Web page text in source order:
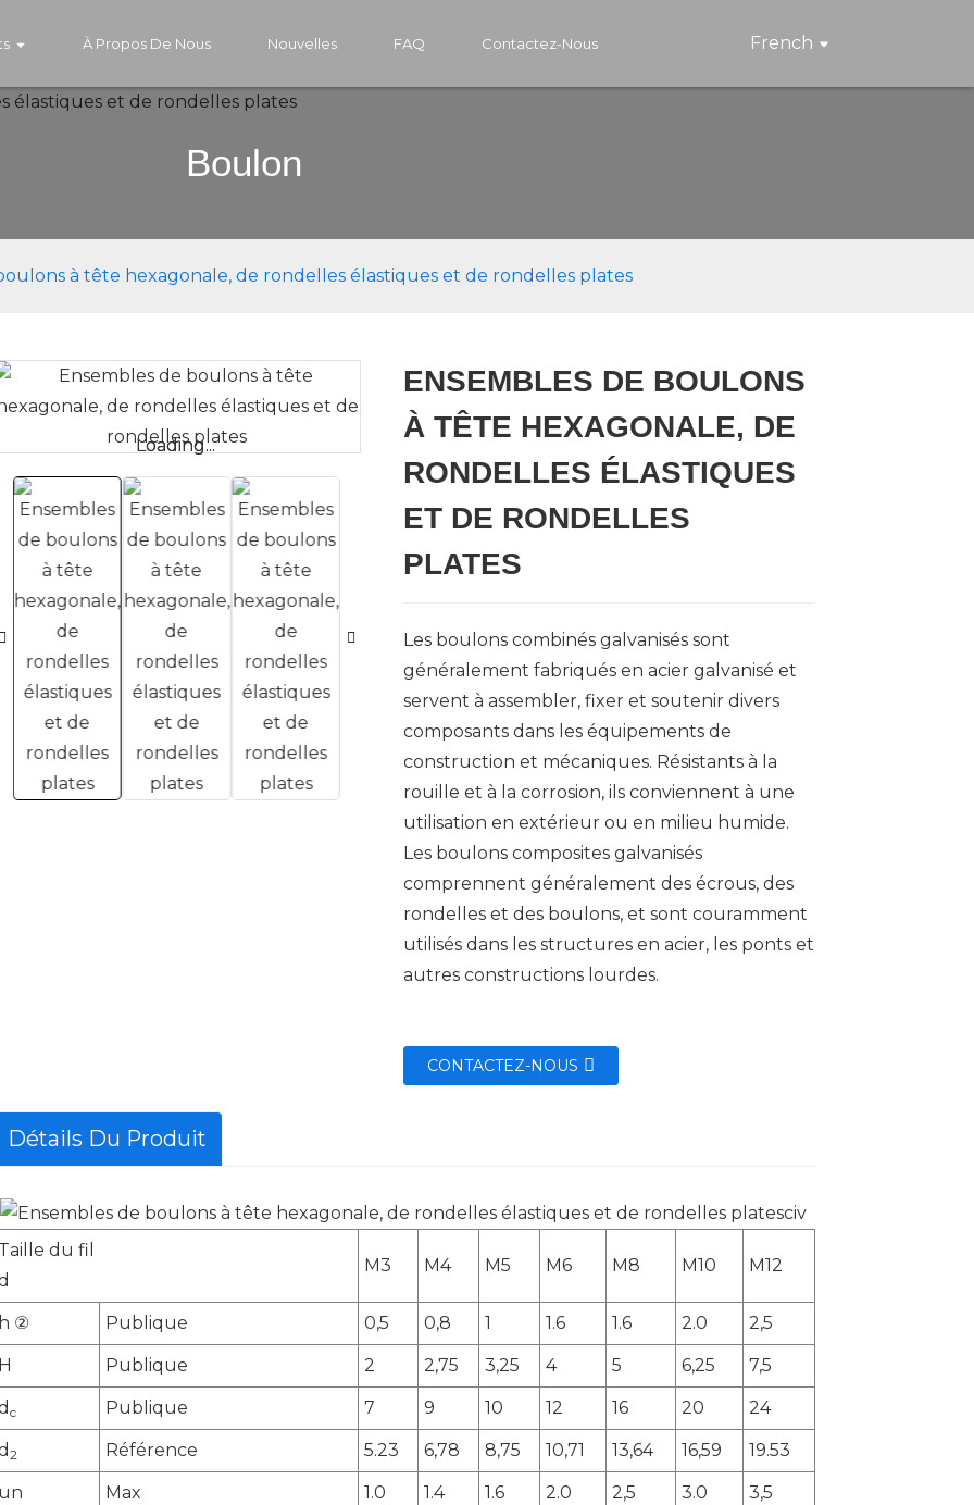
À Propos De Nous Nouvelles FAQ Contactez-Nous French
Boulon
à tête hexagonale, de rondelles élastiques et de rondelles plates
Loading...
Loading...
ENSEMBLES DE BOULONS
À TÊTE HEXAGONALE, DE
RONDELLES ÉLASTIQUES
ET DE RONDELLES
PLATES
Les boulons combinés galvanisés sont
généralement fabriqués en acier galvanisé et
servent à assembler, fixer et soutenir divers
composants dans les équipements de
construction et mécaniques. Résistants à la
rouille et à la corrosion, ils conviennent à une
utilisation en extérieur ou en milieu humide.
Les boulons composites galvanisés
comprennent généralement des écrous, des
rondelles et des boulons, et sont couramment
utilisés dans les structures en acier, les ponts et
autres constructions lourdes.
CONTACTEZ-NOUS
Détails Du Produit
Taille du fil
M3 M4 M5 M6 M8 M10 M12
h ② Publique 0,5 0,8 1 1.6 1.6 2.0 2,5
H Publique 2 2,75 3,25 4 5 6,25 7,5
c Publique 7 9 10 12 16 20 24
2 Référence 5.23 6,78 8,75 10,71 13,64 16,59 19.53
un Max 1.0 1.4 1.6 2.0 2,5 3.0 3,5